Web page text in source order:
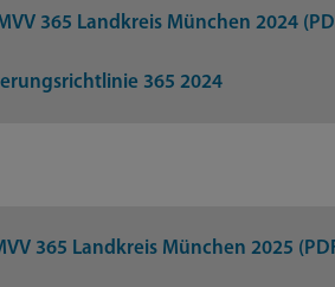
365 Landkreis München 2024
365 2024
365 Landkreis München 2025